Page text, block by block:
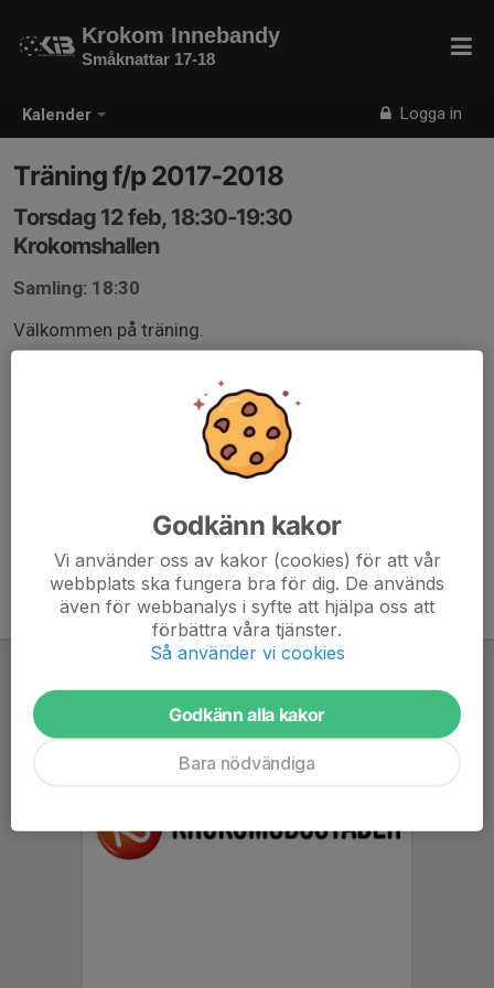
Kalender Logga in
Krokom Innebandy
Småknattar 17-18
Träning f/p 2017-2018
Torsdag 12 feb, 18:30-19:30
Krokomshallen
Samling: 18:30
Välkommen på träning.
Kom ihåg klubba, vattenflaska, innebandyglasögon och
Meddela om ni kan komma på träning😊
Godkänn kakor
Vi använder oss av kakor (cookies) för att vår
webbplats ska fungera bra för dig. De används
även för webbanalys i syfte att hjälpa oss att
förbättra våra tjänster.
Så använder vi cookies
Godkänn alla kakor
Bara nödvändiga